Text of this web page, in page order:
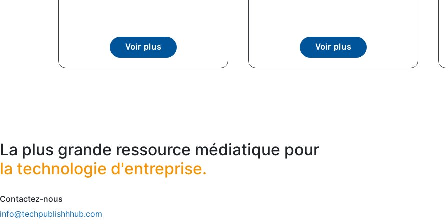
Voir plus Voir plus
La plus grande ressource médiatique pour
la technologie d'entreprise.
Contactez-nous
info@techpublishhhub.com